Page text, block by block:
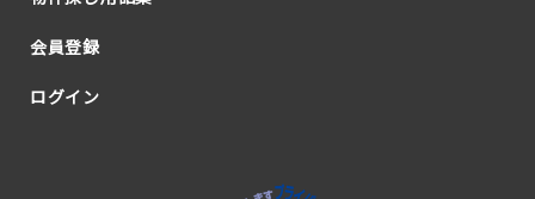
会員登録
ログイン